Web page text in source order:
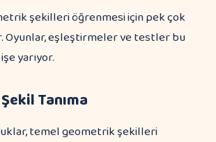
şekilleri öğrenmesi için pek çok
Oyunlar, eşleştirmeler ve testler bu
yarıyor.
Tanıma
temel geometrik şekilleri